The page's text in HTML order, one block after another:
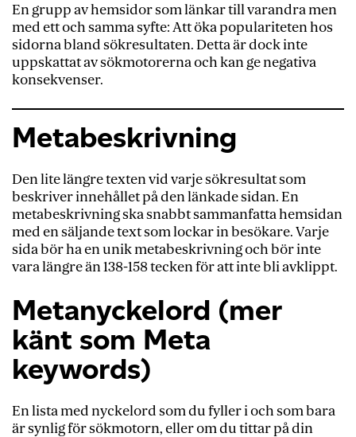
En grupp av hemsidor som länkar till varandra men
med ett och samma syfte: Att öka populariteten hos
sidorna bland sökresultaten. Dettaärdock inte
uppskattat av sökmotorerna och kan ge negativa
konsekvenser.
Metabeskrivning
Den lite längre texten vid varje sökresultat som
beskriver innehållet påden länkadesidan. En
metabeskrivning ska snabbt sammanfatta hemsidan
med en säljande text som lockar in besökare.Varje
sida bör ha en unik metabeskrivningoch börinte
vara längre än 138-158 tecken för att intebliavklippt.
Metanyckelord (mer
känt som Meta
keywords)
En lista med nyckelord som du fyller i och som bara
är synlig för sökmotorn, eller om du tittar på din